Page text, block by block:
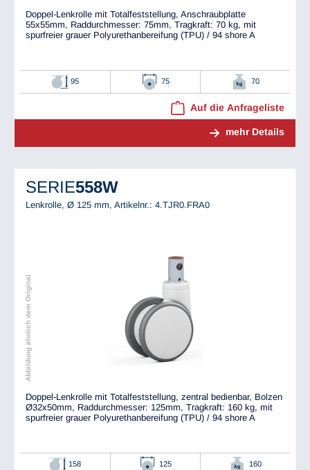
Doppel-Lenkrolle mit Totalfeststellung, Anschraubplatte
55x55mm, Raddurchmesser: 75mm, Tragkraft: 70 kg, mit
spurfreier grauer Polyurethanbereifung (TPU) / 94 shore A
95 75 70
Auf die Anfrageliste
mehr Details
SERIE558W
Lenkrolle, Ø 125 mm, Artikelnr.: 4.TJR0.FRA0
Abbildung ähnlich dem Original
Doppel-Lenkrolle mit Totalfeststellung, zentral bedienbar, Bolzen
Ø32x50mm, Raddurchmesser: 125mm, Tragkraft: 160 kg, mit
spurfreier grauer Polyurethanbereifung (TPU) / 94 shore A
158 125 160